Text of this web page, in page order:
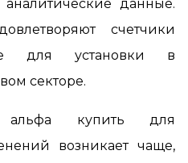
данные.
счетчики
для установки в
секторе.
альфа купить для
возникает чаще,